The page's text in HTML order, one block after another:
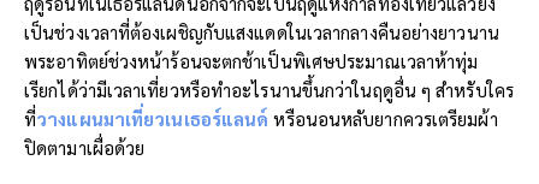
เป็นช่วงเวลาที่ต้องเผชิญกับแสงแดดในเวลากลางคืนอย่างยาวนาน
พระอาทิตย์ช่วงหน้าร้อนจะตกช้าเป็นพิเศษประมาณเวลาห้าทุ่ม
เรียกได้ว่ามีเวลาเที่ยวหรือทำอะไรนานขึ้นกว่าในฤดูอื่น ๆ สำหรับใคร
ที่วางแผนมาเที่ยวเนเธอร์แลนด์ หรือนอนหลับยากควรเตรียมผ้า
ปิดตามาเผื่อด้วย